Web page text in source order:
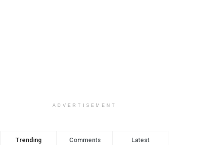
ADVERTISEMENT
Trending Comments Latest